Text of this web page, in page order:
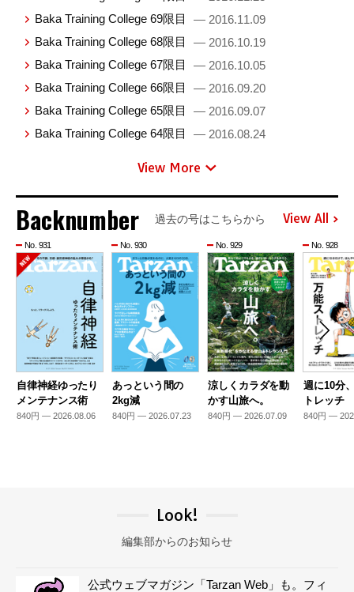
Baka Training College 69限目
— 2016.11.09
Baka Training College 68限目
— 2016.10.19
Baka Training College 67限目
— 2016.10.05
Baka Training College 66限目
— 2016.09.20
Baka Training College 65限目
— 2016.09.07
Baka Training College 64限目
— 2016.08.24
View More
Backnumber 過去の号はこちらから View All
No. 931
自律神経ゆったり
メンテナンス術
840円 — 2026.08.06
No. 930
あっという間の
2kg減
840円 — 2026.07.23
No. 929
涼しくカラダを動
かす山旅へ。
840円 — 2026.07.09
No. 928
週に10分
トレッチ
840円 —
Look!
編集部からのお知らせ
公式ウェブマガジン「Tarzan Web」も。フィ